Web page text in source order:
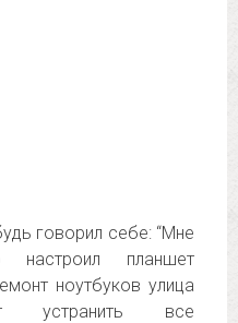
говорил себе: “Мне
планшет
ноутбуков улица
устранить все